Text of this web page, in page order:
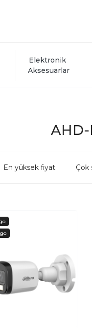
Elektronik
Aksesuarlar
En yüksek fiyat Çok